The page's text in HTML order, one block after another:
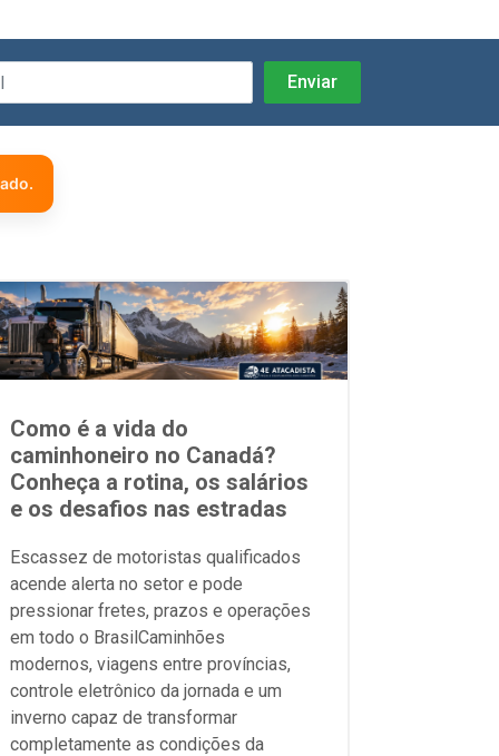
Como é a vida do
caminhoneiro no Canadá?
Conheça a rotina, os salários
e os desafios nas estradas
Escassez de motoristas qualificados
acende alerta no setor e pode
pressionar fretes, prazos e operações
em todo o BrasilCaminhões
modernos, viagens entre províncias,
controle eletrônico da jornada e um
inverno capaz de transformar
completamente as condições da